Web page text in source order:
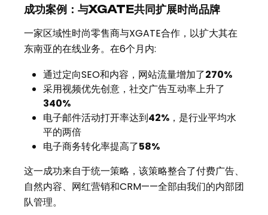
成功案例：与XGATE共同扩展时尚品牌
一家区域性时尚零售商与XGATE合作，以扩大其在
东南亚的在线业务。在6个月内:
通过定向SEO和内容，网站流量增加了270%
采用视频优先创意，社交广告互动率上升了
340%
电子邮件活动打开率达到42% ，是行业平均水
平的两倍
电子商务转化率提高了58%
这一成功来自于统一策略，该策略整合了付费广告、
自然内容、网红营销和CRM——全部由我们的内部团
队管理。